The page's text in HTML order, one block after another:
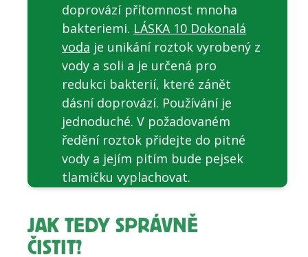
doprovází přítomnost mnoha
bakteriemi. LÁSKA 10 Dokonalá
voda je unikání roztok vyrobený z
vody a soli a je určená pro
redukci bakterií, které zánět
dásní doprovází. Používání je
jednoduché. V požadovaném
ředění roztok přidejte do pitné
vody a jejím pitím bude pejsek
tlamičku vyplachovat.
JAK TEDY SPRÁVNĚ
ČISTIT?